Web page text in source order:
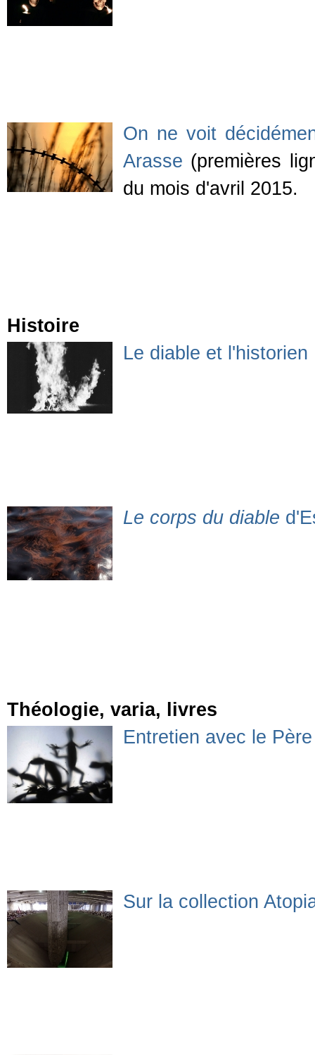
On ne voit
Arasse (premières
du mois d'avril 2015.
Histoire
Le diable et
Le corps du diable
Théologie, varia, livres
Entretien avec le
Sur la collection